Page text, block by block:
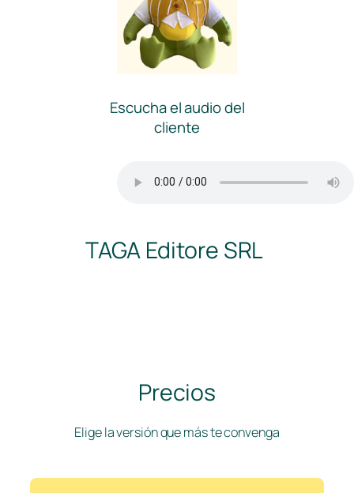
Escucha el audio del
cliente
TAGA Editore SRL
Precios
Elige la versión que más te convenga